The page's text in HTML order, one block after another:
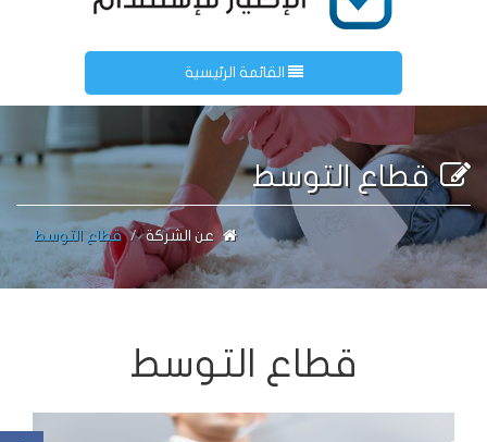
قطاع التوسط
عن الشركة قطاع التوسط
قطاع التوسط